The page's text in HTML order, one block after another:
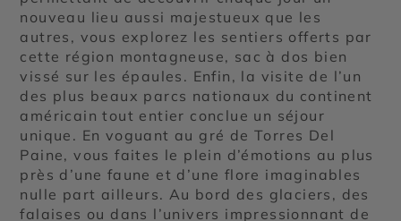
nouveau lieu aussi majestueux que les
autres, vous explorez les sentiers offerts par
cette région montagneuse, sac à dos bien
vissé sur les épaules. Enfin, la visite de l’un
des plus beaux parcs nationaux du continent
américain tout entier conclue un séjour
unique. En voguant au gré de Torres Del
Paine, vous faites le plein d’émotions au plus
près d’une faune et d’une flore imaginables
nulle part ailleurs. Au bord des glaciers, des
falaises ou dans l’univers impressionnant de